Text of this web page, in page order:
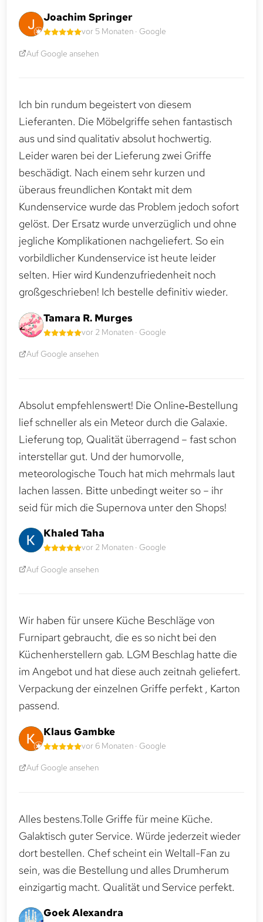
Joachim Springer
vor 5 Monaten · Google
Auf Google ansehen
Ich bin rundum begeistert von diesem
Lieferanten. Die Möbelgriffe sehen fantastisch
aus und sind qualitativ absolut hochwertig.
Leider waren bei der Lieferung zwei Griffe
beschädigt. Nach einem sehr kurzen und
überaus freundlichen Kontakt mit dem
Kundenservice wurde das Problem jedoch sofort
gelöst. Der Ersatz wurde unverzüglich und ohne
jegliche Komplikationen nachgeliefert. So ein
vorbildlicher Kundenservice ist heute leider
selten. Hier wird Kundenzufriedenheit noch
großgeschrieben! Ich bestelle definitiv wieder.
Tamara R. Murges
vor 2 Monaten · Google
Auf Google ansehen
Absolut empfehlenswert! Die Online‑Bestellung
lief schneller als ein Meteor durch die Galaxie.
Lieferung top, Qualität überragend – fast schon
interstellar gut. Und der humorvolle,
meteorologische Touch hat mich mehrmals laut
lachen lassen. Bitte unbedingt weiter so – ihr
seid für mich die Supernova unter den Shops!
Khaled Taha
vor 2 Monaten · Google
Auf Google ansehen
Wir haben für unsere Küche Beschläge von
Furnipart gebraucht, die es so nicht bei den
Küchenherstellern gab. LGM Beschlag hatte die
im Angebot und hat diese auch zeitnah geliefert.
Verpackung der einzelnen Griffe perfekt , Karton
passend.
Klaus Gambke
vor 6 Monaten · Google
Auf Google ansehen
Alles bestens.Tolle Griffe für meine Küche.
Galaktisch guter Service. Würde jederzeit wieder
dort bestellen. Chef scheint ein Weltall-Fan zu
sein, was die Bestellung und alles Drumherum
einzigartig macht. Qualität und Service perfekt.
Goek Alexandra